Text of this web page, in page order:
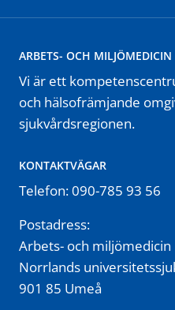
ARBETS- OCH MILJÖMEDICIN
Vi är ett
och hälsofrämjande
sjukvårdsregionen.
KONTAKTVÄGAR
Telefon: 090-785 93 56
Postadress:
Arbets- och miljömedicin
Norrlands
901 85 Umeå